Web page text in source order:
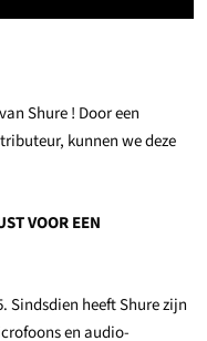
Shure ! Door een
kunnen we deze
VOOR EEN
Sindsdien heeft Shure zijn
en audio-